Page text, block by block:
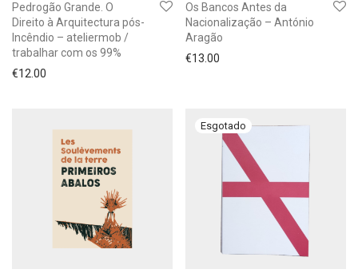
Pedrogão Grande. O
Direito à Arquitectura pós-
Incêndio – ateliermob /
trabalhar com os 99%
€12.00
Os Bancos Antes da
Nacionalização – António
Aragão
€13.00